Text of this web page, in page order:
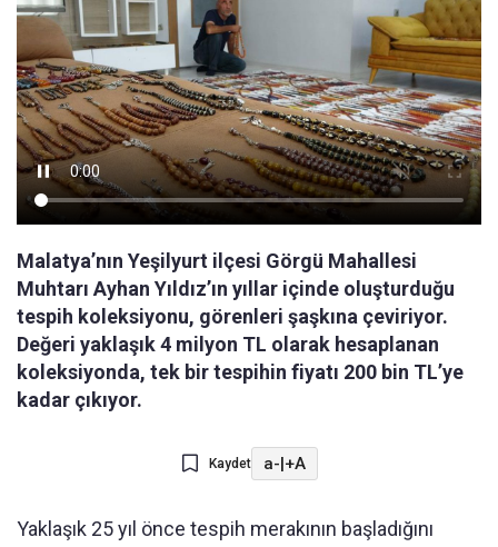
Malatya’nın Yeşilyurt ilçesi Görgü Mahallesi
Muhtarı Ayhan Yıldız’ın yıllar içinde oluşturduğu
tespih koleksiyonu, görenleri şaşkına çeviriyor.
Değeri yaklaşık 4 milyon TL olarak hesaplanan
koleksiyonda, tek bir tespihin fiyatı 200 bin TL’ye
kadar çıkıyor.
Kaydet a-|+A
Yaklaşık 25 yıl önce tespih merakının başladığını